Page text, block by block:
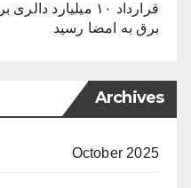
برق به امضا رسید
Archives
October 2025